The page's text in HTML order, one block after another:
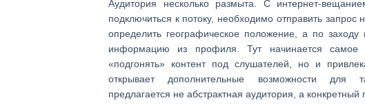
Аудитория несколько размыта. С интернет-
подключиться к потоку, необходимо отправить
определить географическое положение, а по
информацию из профиля. Тут начинается самое
«подгонять» контент под слушателей, но и
открывает дополнительные возможности для
предлагается не абстрактная аудитория, а